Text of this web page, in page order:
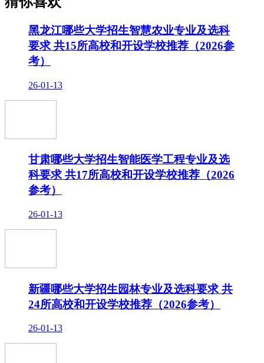
黑龙江哪些大学招生智慧农业专业及选科
要求 共15所高校和开设学校推荐（2026参
考）
26-01-13
甘肃哪些大学招生智能医学工程专业及选
科要求 共17所高校和开设学校推荐（2026
参考）
26-01-13
新疆哪些大学招生园林专业及选科要求 共
24所高校和开设学校推荐（2026参考）
26-01-13